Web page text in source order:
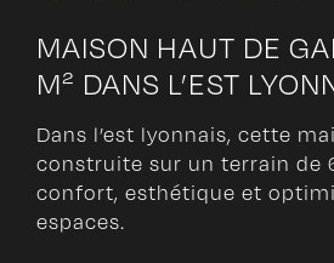
MAISON HAUT DE
M² DANS L’EST
Dans l’est lyonnais, cette
construite sur un terrain de
confort, esthétique et
espaces.